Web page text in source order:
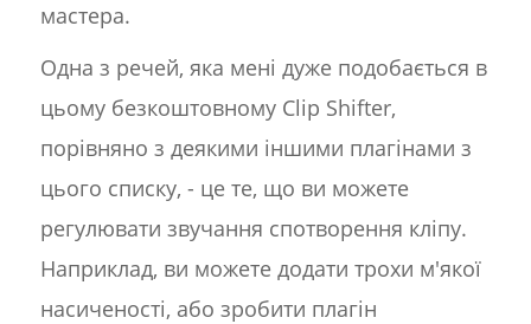
мастера.
Одна з речей, яка мені дуже подобається в
цьому безкоштовному Clip Shifter,
порівняно з деякими іншими плагінами з
цього списку, - це те, що ви можете
регулювати звучання спотворення кліпу.
Наприклад, ви можете додати трохи м'якої
насиченості, або зробити плагін